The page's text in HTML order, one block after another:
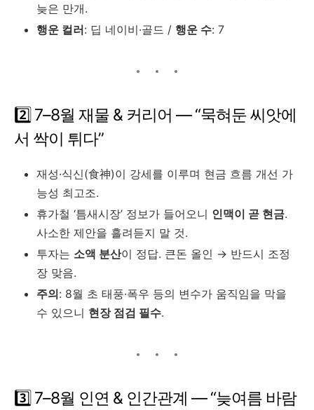
늦은 만개.
행운 컬러: 딥 네이비·골드 / 행운 수: 7
2️⃣ 7–8월 재물 & 커리어 ― “묵혀둔 씨앗에
서 싹이 튀다”
재성·식신(食神)이 강세를 이루며 현금 흐름 개선 가
능성 최고조.
휴가철 ‘틈새시장’ 정보가 들어오니 인맥이 곧 현금.
사소한 제안을 흘려듣지 말 것.
투자는 소액 분산이 정답. 큰돈 올인 → 반드시 조정
장 맞음.
주의: 8월 초 태풍·폭우 등의 변수가 움직임을 막을
수 있으니 현장 점검 필수.
3️⃣ 7–8월 인연 & 인간관계 ― “늦여름 바람